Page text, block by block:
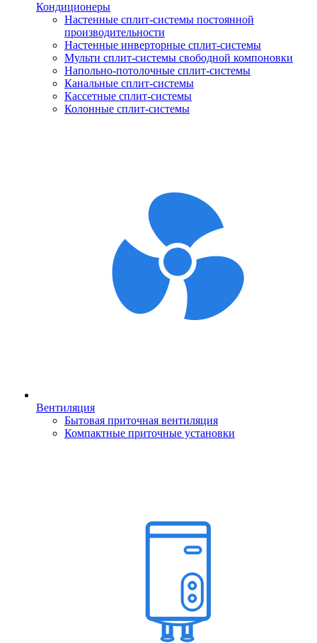
Кондиционеры
Настенные сплит-системы постоянной
производительности
Настенные инверторные сплит-системы
Мульти сплит-системы свободной компоновки
Напольно-потолочные сплит-системы
Канальные сплит-системы
Кассетные сплит-системы
Колонные сплит-системы
Вентиляция
Бытовая приточная вентиляция
Компактные приточные установки